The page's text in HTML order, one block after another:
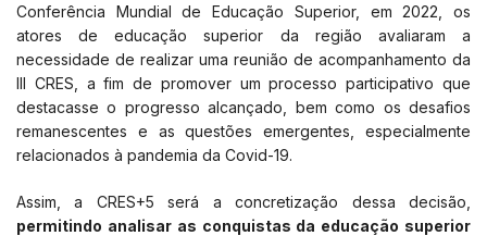
Conferência Mundial de Educação Superior, em 2022, os
atores de educação superior da região avaliaram a
necessidade de realizar uma reunião de acompanhamento da
III CRES, a fim de promover um processo participativo que
destacasse o progresso alcançado, bem como os desafios
remanescentes e as questões emergentes, especialmente
relacionados à pandemia da Covid-19.
Assim, a CRES+5 será a concretização dessa decisão,
permitindo analisar as conquistas da educação superior